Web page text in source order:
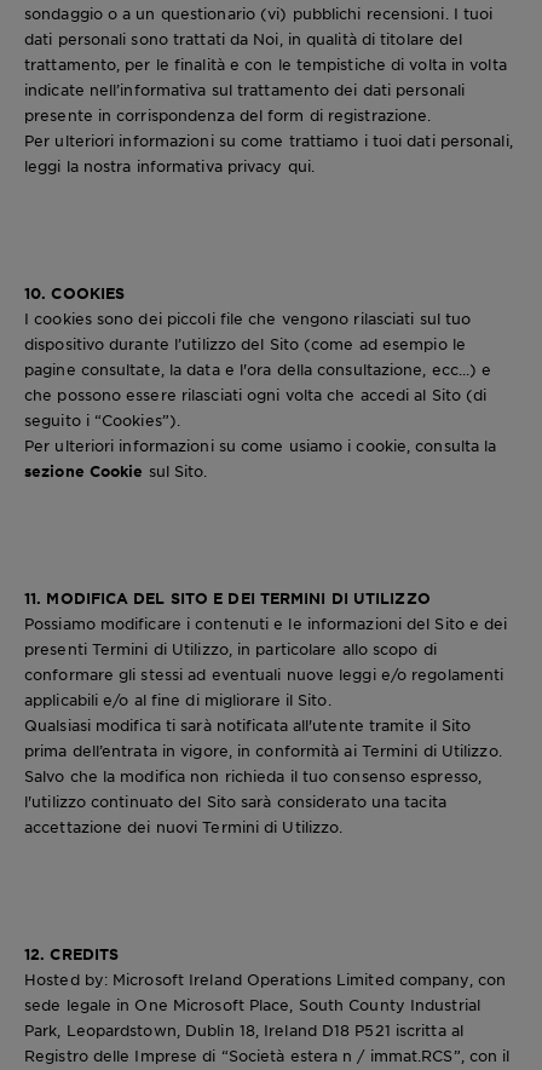
sondaggio o a un questionario (vi) pubblichi recensioni. I tuoi
dati personali sono trattati da Noi, in qualità di titolare del
trattamento, per le finalità e con le tempistiche di volta in volta
indicate nell’informativa sul trattamento dei dati personali
presente in corrispondenza del form di registrazione.
Per ulteriori informazioni su come trattiamo i tuoi dati personali,
leggi la nostra informativa privacy qui.
10. COOKIES
I cookies sono dei piccoli file che vengono rilasciati sul tuo
dispositivo durante l’utilizzo del Sito (come ad esempio le
pagine consultate, la data e l'ora della consultazione, ecc...) e
che possono essere rilasciati ogni volta che accedi al Sito (di
seguito i “Cookies”).
Per ulteriori informazioni su come usiamo i cookie, consulta la
sezione Cookie sul Sito.
11. MODIFICA DEL SITO E DEI TERMINI DI UTILIZZO
Possiamo modificare i contenuti e le informazioni del Sito e dei
presenti Termini di Utilizzo, in particolare allo scopo di
conformare gli stessi ad eventuali nuove leggi e/o regolamenti
applicabili e/o al fine di migliorare il Sito.
Qualsiasi modifica ti sarà notificata all'utente tramite il Sito
prima dell’entrata in vigore, in conformità ai Termini di Utilizzo.
Salvo che la modifica non richieda il tuo consenso espresso,
l'utilizzo continuato del Sito sarà considerato una tacita
accettazione dei nuovi Termini di Utilizzo.
12. CREDITS
Hosted by: Microsoft Ireland Operations Limited company, con
sede legale in One Microsoft Place, South County Industrial
Park, Leopardstown, Dublin 18, Ireland D18 P521 iscritta al
Registro delle Imprese di “Società estera n / immat.RCS”, con il